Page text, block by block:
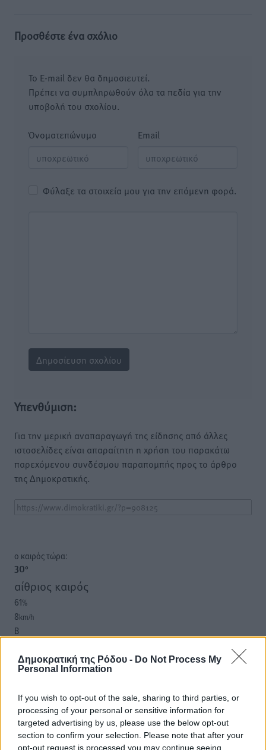
Δημοκρατική της Ρόδου - Do Not Process My
Personal Information
If you wish to opt-out of the sale, sharing to third parties, or
processing of your personal or sensitive information for
targeted advertising by us, please use the below opt-out
section to confirm your selection. Please note that after your
opt-out request is processed you may continue seeing
Προσθέστε ένα σχόλιο
Το E-mail δεν θα δημοσιευτεί.
Πρέπει να συμπληρωθούν όλα τα πεδία για την
υποβολή του σχολίου.
Όνοματεπώνυμο Email
Φύλαξε τα στοιχεία μου για την επόμενη φορά.
Υπενθύμιση:
Για την μερική αναπαραγωγή της είδησης από άλλες
ιστοσελίδες είναι απαραίτητη η χρήση του παρακάτω
παρεχόμενου συνδέσμου παραπομπής προς το άρθρο
της Δημοκρατικής.
o καιρός τώρα:
30°
αίθριος καιρός
61%
8km/h
Β
06:19
20:05
32 °
ΔΕ
ΤΡ